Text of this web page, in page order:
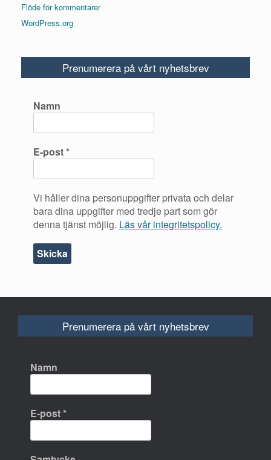
Flöde för kommentarer
WordPress.org
Prenumerera på vårt nyhetsbrev
Namn
E-post*
Vi håller dina personuppgifter privata och delar
bara dina uppgifter med tredje part som gör
denna tjänst möjlig. Läs vår integritetspolicy.
Prenumerera på vårt nyhetsbrev
Namn
E-post*